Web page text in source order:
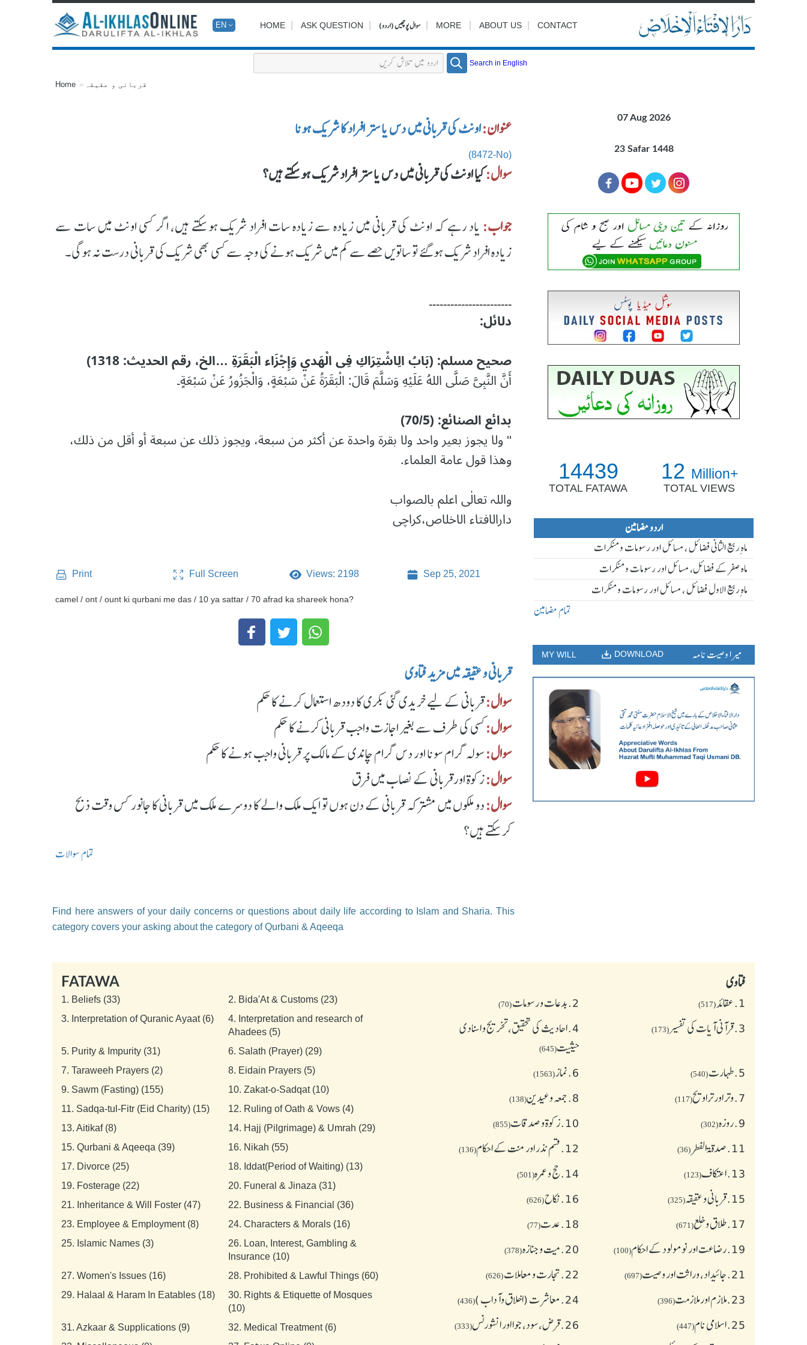
EN HOME ASK QUESTION سوال پوچھیں (اردو) MORE ABOUT US CONTACT
Search in English
Home قربانی و عقیقہ
عنوان:اونٹ کی قربانی میں دس یا ستر افراد کا شریک ہونا
(8472-No)
سوال:کیا اونٹ کی قربانی میں دس یا ستر افراد شریک ہوسکتے ہیں؟
جواب: یاد رہے کہ اونٹ کی قربانی میں زیادہ سے زیادہ سات افراد شریک ہوسکتے ہیں، اگر کسی اونٹ میں سات سے
زیادہ افراد شریک ہوگئے تو ساتویں حصے سے کم میں شریک ہونے کی وجہ سے کسی بھی شریک کی قربانی درست نہ ہوگی۔
۔۔۔۔۔۔۔۔۔۔۔۔۔۔۔۔۔۔۔۔۔۔۔
دلائل:
صحیح مسلم: (بَابُ الِاشْتِرَاكِ فِی الْهَدي وَإِجْزَاء الْبَقَرَةِ …الخ، رقم الحدیث: 1318)
أَنَّ النَّبِیَّ صَلَّی اللهُ عَلَیْهِ وَسَلَّمَ قَالَ: الْبَقَرَةُ عَنْ سَبْعَةٍ، وَالْجَزُورُ عَنْ سَبْعَةٍ۔
بدائع الصنائع: (70/5)
'' ولا يجوز بعير واحد ولا بقرة واحدة عن أكثر من سبعة، ويجوز ذلك عن سبعة أو أقل من ذلك،
وهذا قول عامة العلماء.
واللہ تعالٰی اعلم بالصواب
دارالافتاء الاخلاص،کراچی
Print Full Screen Views: 2198 Sep 25, 2021
camel / ont / ount ki qurbani me das / 10 ya sattar / 70 afrad ka shareek hona?
قربانی و عقیقہ میں مزید فتاوی
سوال:قربانی کے لیے خریدی گئی بکری کا دودھ استعمال کرنے کا حکم
سوال:کسی کی طرف سے بغیر اجازت واجب قربانی کرنے کا حکم
سوال:سولہ گرام سونا اور دس گرام چاندی کے مالک پر قربانی واجب ہونے کا حکم
سوال:زکوة اورقربانی کے نصاب میں فرق
سوال:دو ملکوں میں مشترکہ قربانی کے دن ہوں تو ایک ملک والے کا دوسرے ملک میں قربانی کا جانور کس وقت ذبح
کرسکتے ہیں؟
تمام سوالات
Find here answers of your daily concerns or questions about daily life according to Islam and Sharia. This
category covers your asking about the category of Qurbani & Aqeeqa
07 Aug 2026
23 Safar 1448
14439
TOTAL FATAWA
12 Million+
TOTAL VIEWS
اردو مضامین
ماہ ِربیع الثانی فضائل ، مسائل اور رسومات و منکرات
ماہ صفر کے فضائل، مسائل اور رسومات و منکرات
ماہ ِربیع الاول فضائل ، مسائل اور رسومات و منکرات
تمام مضامین
MY WILL DOWNLOAD میرا وصیت نامہ
فتاوی
1. عقائد(517)
2. بدعات و رسومات(70)
3. قرآنی آیات کی تفسیر(173)
4. احادیث کی تحقیق، تخریج و اسنادی
حیثیت(645)
5. طهارت(540)
6. نماز(1563)
7. وتر اور تراویح(117)
8. جمعہ وعیدین(138)
9. روزہ(302)
10. زکوة و صدقات(855)
11. صدقۃ الفطر (36)
12. قسم نذر اور منت کے احکام(136)
13. اعتکاف(123)
14. حج و عمرہ(501)
15. قربانی و عقیقہ(325)
16. نکاح(626)
17. طلاق و خلع(671)
18. عدت(77)
19. رضاعت اور نومولود کے احکام(100)
20. میت و جنازہ(378)
21. جائیداد، وراثت اور وصیت(697)
22. تجارت و معاملات(626)
23. ملازم اور ملازمت(396)
24. معاشرت (اخلاق وآداب )(436)
25. اسلامی نام(447)
26. قرض،سود، جوا اور انشورنس(333)
FATAWA
1. Beliefs (33) 2. Bida'At & Customs (23)
3. Interpretation of Quranic Ayaat (6) 4. Interpretation and research of
Ahadees (5)
5. Purity & Impurity (31) 6. Salath (Prayer) (29)
7. Taraweeh Prayers (2) 8. Eidain Prayers (5)
9. Sawm (Fasting) (155) 10. Zakat-o-Sadqat (10)
11. Sadqa-tul-Fitr (Eid Charity) (15) 12. Ruling of Oath & Vows (4)
13. Aitikaf (8) 14. Hajj (Pilgrimage) & Umrah (29)
15. Qurbani & Aqeeqa (39) 16. Nikah (55)
17. Divorce (25) 18. Iddat(Period of Waiting) (13)
19. Fosterage (22) 20. Funeral & Jinaza (31)
21. Inheritance & Will Foster (47) 22. Business & Financial (36)
23. Employee & Employment (8) 24. Characters & Morals (16)
25. Islamic Names (3) 26. Loan, Interest, Gambling &
Insurance (10)
27. Women's Issues (16) 28. Prohibited & Lawful Things (60)
29. Halaal & Haram In Eatables (18) 30. Rights & Etiquette of Mosques
(10)
31. Azkaar & Supplications (9) 32. Medical Treatment (6)